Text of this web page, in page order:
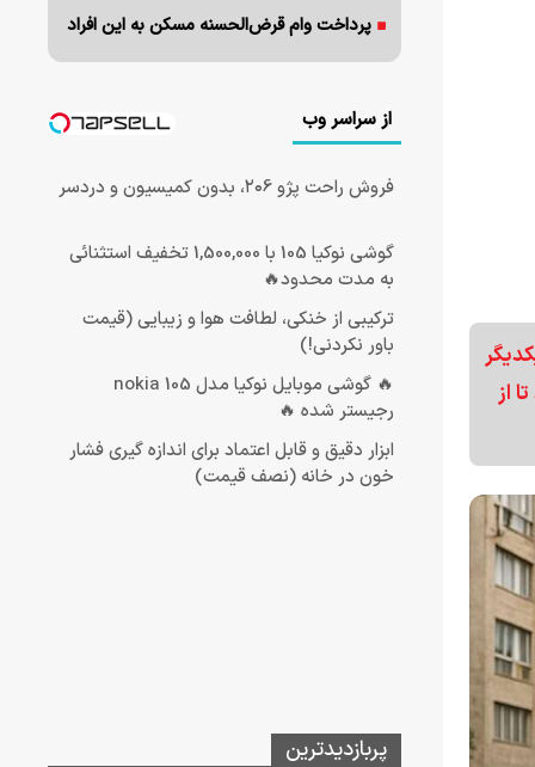
از
پرداخت وام قرض‌الحسنه مسکن به این افراد
از سراسر وب
فروش راحت پژو ۲۰6، بدون کمیسیون و دردسر
گوشی نوکیا 105 با 1,500,000 تخفیف استثنائی
به مدت محدود🔥
ترکیبی از خنکی، لطافت هوا و زیبایی (قیمت
باور نکردنی!)
🔥 گوشی موبایل نوکیا مدل nokia 105
رجیستر شده 🔥
ابزار دقیق و قابل اعتماد برای اندازه گیری فشار
خون در خانه (نصف قیمت)
پربازدیدترین